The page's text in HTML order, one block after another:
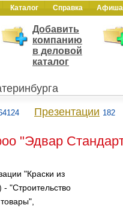
Каталог Справка Афиша
Добавить
компанию
в деловой
каталог
Презентации 182
"Эдвар
"Краски из
"Строительство